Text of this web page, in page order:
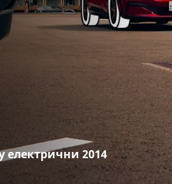
електрични 2014